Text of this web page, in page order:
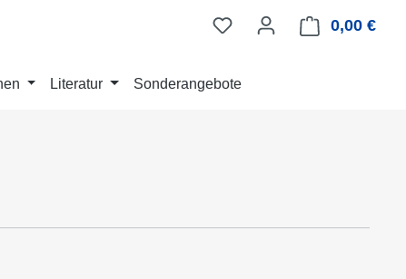
0,00 €
Literatur Sonderangebote